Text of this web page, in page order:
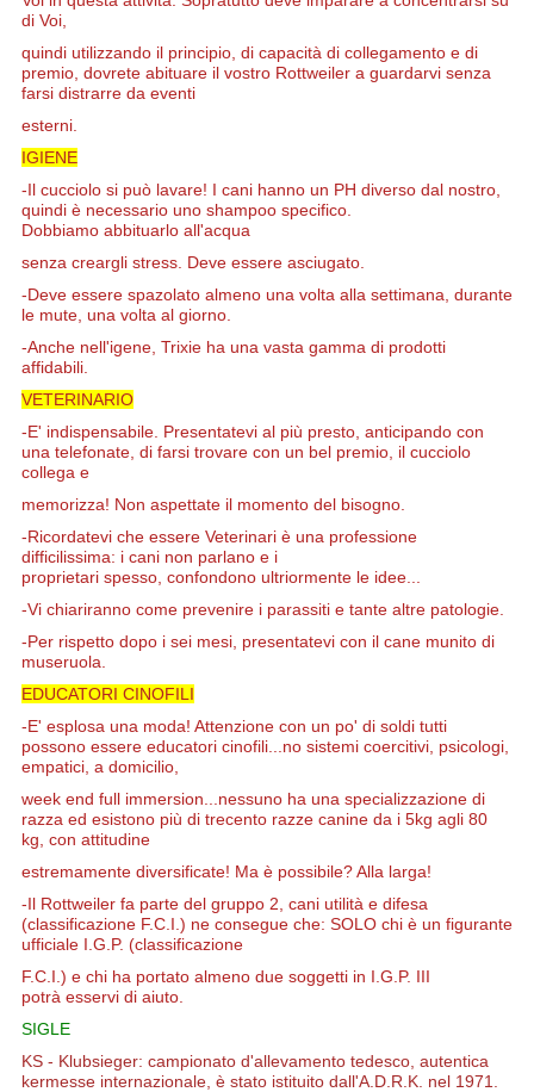
di Voi,
quindi utilizzando il principio, di capacità di collegamento e di
premio, dovrete abituare il vostro Rottweiler a guardarvi senza
farsi distrarre da eventi
esterni.
IGIENE
-Il cucciolo si può lavare! I cani hanno un PH diverso dal nostro,
quindi è necessario uno shampoo specifico.
Dobbiamo abbituarlo all'acqua
senza creargli stress. Deve essere asciugato.
-Deve essere spazolato almeno una volta alla settimana, durante
le mute, una volta al giorno.
-Anche nell'igene, Trixie ha una vasta gamma di prodotti
affidabili.
VETERINARIO
-E' indispensabile. Presentatevi al più presto, anticipando con
una telefonate, di farsi trovare con un bel premio, il cucciolo
collega e
memorizza! Non aspettate il momento del bisogno.
-Ricordatevi che essere Veterinari è una professione
difficilissima: i cani non parlano e i
proprietari spesso, confondono ultriormente le idee...
-Vi chiariranno come prevenire i parassiti e tante altre patologie.
-Per rispetto dopo i sei mesi, presentatevi con il cane munito di
museruola.
EDUCATORI CINOFILI
-E' esplosa una moda! Attenzione con un po' di soldi tutti
possono essere educatori cinofili...no sistemi coercitivi, psicologi,
empatici, a domicilio,
week end full immersion...nessuno ha una specializzazione di
razza ed esistono più di trecento razze canine da i 5kg agli 80
kg, con attitudine
estremamente diversificate! Ma è possibile? Alla larga!
-Il Rottweiler fa parte del gruppo 2, cani utilità e difesa
(classificazione F.C.I.) ne consegue che: SOLO chi è un figurante
ufficiale I.G.P. (classificazione
F.C.I.) e chi ha portato almeno due soggetti in I.G.P. III
potrà esservi di aiuto.
SIGLE
KS - Klubsieger: campionato d'allevamento tedesco, autentica
kermesse internazionale, è stato istituito dall'A.D.R.K. nel 1971.